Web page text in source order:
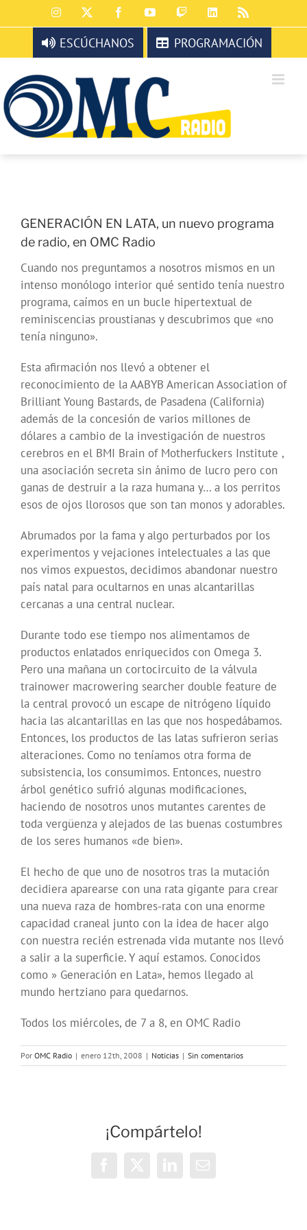
al
contenido
Instagram FacebookYouTubeTwitchLinkedIn
ESCÚCHANOS PROGRAMACIÓN
GENERACIÓN EN LATA, un nuevo programa
de radio, en OMC Radio
Cuando nos preguntamos a nosotros mismos en un
intenso monólogo interior qué sentido tenía nuestro
programa, caímos en un bucle hipertextual de
reminiscencias proustianas y descubrimos que «no
tenía ninguno».
Esta afirmación nos llevó a obtener el
reconocimiento de la AABYB American Association of
Brilliant Young Bastards, de Pasadena (California)
además de la concesión de varios millones de
dólares a cambio de la investigación de nuestros
cerebros en el BMI Brain of Motherfuckers Institute ,
una asociación secreta sin ánimo de lucro pero con
ganas de destruir a la raza humana y… a los perritos
esos de ojos llorosos que son tan monos y adorables.
Abrumados por la fama y algo perturbados por los
experimentos y vejaciones intelectuales a las que
nos vimos expuestos, decidimos abandonar nuestro
país natal para ocultarnos en unas alcantarillas
cercanas a una central nuclear.
Durante todo ese tiempo nos alimentamos de
productos enlatados enriquecidos con Omega 3.
Pero una mañana un cortocircuito de la válvula
trainower macrowering searcher double feature de
la central provocó un escape de nitrógeno líquido
hacia las alcantarillas en las que nos hospedábamos.
Entonces, los productos de las latas sufrieron serias
alteraciones. Como no teníamos otra forma de
subsistencia, los consumimos. Entonces, nuestro
árbol genético sufrió algunas modificaciones,
haciendo de nosotros unos mutantes carentes de
toda vergüenza y alejados de las buenas costumbres
de los seres humanos «de bien».
El hecho de que uno de nosotros tras la mutación
decidiera aparearse con una rata gigante para crear
una nueva raza de hombres-rata con una enorme
capacidad craneal junto con la idea de hacer algo
con nuestra recién estrenada vida mutante nos llevó
a salir a la superficie. Y aquí estamos. Conocidos
como » Generación en Lata», hemos llegado al
mundo hertziano para quedarnos.
Todos los miércoles, de 7 a 8, en OMC Radio
Por OMC Radio | enero 12th, 2008 | Noticias | Sin comentarios
¡Compártelo!